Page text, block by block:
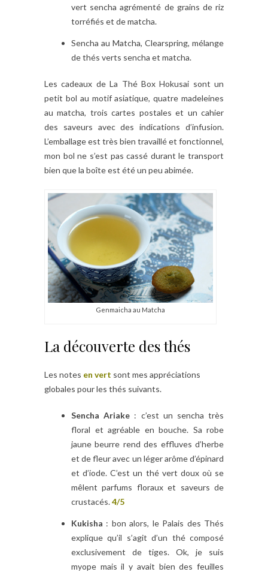
vert sencha agrémenté de grains de riz
torréfiés et de matcha.
Sencha au Matcha, Clearspring, mélange
de thés verts sencha et matcha.
Les cadeaux de La Thé Box Hokusai sont un
petit bol au motif asiatique, quatre madeleines
au matcha, trois cartes postales et un cahier
des saveurs avec des indications d’infusion.
L’emballage est très bien travaillé et fonctionnel,
mon bol ne s’est pas cassé durant le transport
bien que la boîte est été un peu abimée.
Genmaicha au Matcha
La découverte des thés
Les notes en vert sont mes appréciations
globales pour les thés suivants.
Sencha Ariake : c’est un sencha très
floral et agréable en bouche. Sa robe
jaune beurre rend des effluves d’herbe
et de fleur avec un léger arôme d’épinard
et d’iode. C’est un thé vert doux où se
mêlent parfums floraux et saveurs de
crustacés.4/5
Kukisha : bon alors, le Palais des Thés
explique qu’il s’agit d’un thé composé
exclusivement de tiges. Ok, je suis
myope mais il y avait bien des feuilles